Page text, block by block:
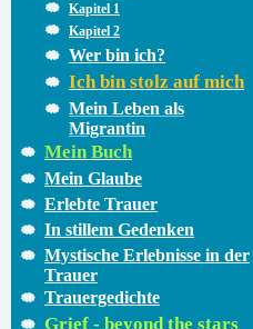
Kapitel 1
Kapitel 2
Wer bin ich?
Ich bin stolz auf mich
Mein Leben als
Migrantin
Mein Buch
Mein Glaube
Erlebte Trauer
In stillem Gedenken
Mystische Erlebnisse in der
Trauer
Trauergedichte
Grief - beyond the stars